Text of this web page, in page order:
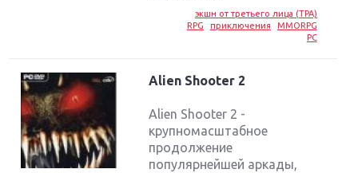
экшн от третьего лица (TPA)
RPG
приключения
MMORPG
PC
Alien Shooter 2
Alien Shooter 2 -
крупномасштабное
продолжение
популярнейшей аркады,